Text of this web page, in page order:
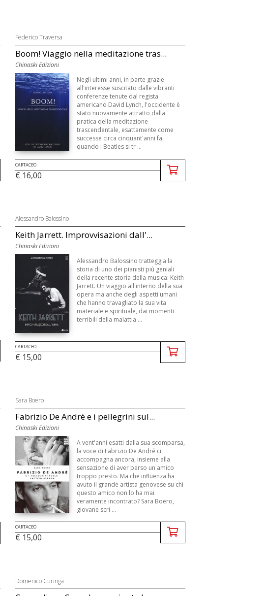
Federico Traversa
Boom! Viaggio nella meditazione tras...
Chinaski Edizioni
Negli ultimi anni, in parte grazie
all'interesse suscitato dalle vibranti
conferenze tenute dal regista
americano David Lynch, l'occidente è
stato nuovamente attratto dalla
pratica della meditazione
trascendentale, esattamente come
successe circa cinquant'anni fa
quando i Beatles si tr ...
CARTACEO
€ 16,00
Alessandro Balossino
Keith Jarrett. Improvvisazioni dall'...
Chinaski Edizioni
Alessandro Balossino tratteggia la
storia di uno dei pianisti più geniali
della recente storia della musica: Keith
Jarrett. Un viaggio all'interno della sua
opera ma anche degli aspetti umani
che hanno travagliato la sua vita
materiale e spirituale, dai momenti
terribili della malattia ...
CARTACEO
€ 15,00
Sara Boero
Fabrizio De Andrè e i pellegrini sul...
Chinaski Edizioni
A vent'anni esatti dalla sua scomparsa,
la voce di Fabrizio De André ci
accompagna ancora, insieme alla
sensazione di aver perso un amico
troppo presto. Ma che influenza ha
avuto il grande artista genovese su chi
questo amico non lo ha mai
veramente incontrato? Sara Boero,
giovane scri ...
CARTACEO
€ 15,00
Domenico Curinga